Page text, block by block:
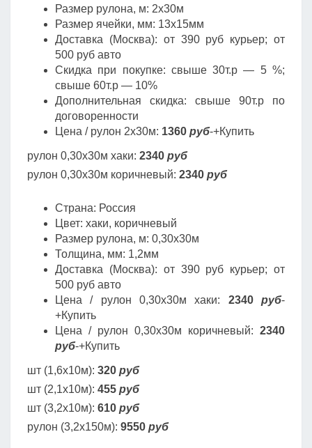
Размер рулона, м: 2х30м
Размер ячейки, мм: 13х15мм
Доставка (Москва): от 390 руб курьер; от
500 руб авто
Скидка при покупке: свыше 30т.р — 5 %;
свыше 60т.р — 10%
Дополнительная скидка: свыше 90т.р по
договоренности
Цена / рулон 2х30м: 1360 руб-+Купить
рулон 0,30х30м хаки: 2340 руб
рулон 0,30х30м коричневый: 2340 руб
Страна: Россия
Цвет: хаки, коричневый
Размер рулона, м: 0,30х30м
Толщина, мм: 1,2мм
Доставка (Москва): от 390 руб курьер; от
500 руб авто
Цена / рулон 0,30х30м хаки: 2340руб-
+Купить
Цена / рулон 0,30х30м коричневый: 2340
руб-+Купить
шт (1,6х10м): 320 руб
шт (2,1х10м): 455 руб
шт (3,2х10м): 610 руб
рулон (3,2х150м): 9550 руб